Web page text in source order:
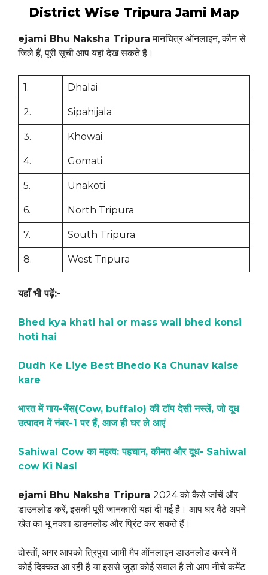
District Wise Tripura Jami Map
ejami Bhu Naksha Tripura मानचित्र ऑनलाइन, कौन से
जिले हैं, पूरी सूची आप यहां देख सकते हैं।
1. Dhalai
2. Sipahijala
3. Khowai
4. Gomati
5. Unakoti
6. North Tripura
7. South Tripura
8. West Tripura
यहाँ भी पढ़ें:-
Bhed kya khati hai or mass wali bhed konsi
hoti hai
Dudh Ke Liye Best Bhedo Ka Chunav kaise
kare
भारत में गाय-भैंस(Cow, buffalo) की टॉप देसी नस्लें, जो दूध
उत्पादन में नंबर-1 पर हैं, आज ही घर ले आएं
Sahiwal Cow का महत्व: पहचान, कीमत और दूध- Sahiwal
cow Ki Nasl
ejami Bhu Naksha Tripura 2024 को कैसे जांचें और
डाउनलोड करें, इसकी पूरी जानकारी यहां दी गई है। आप घर बैठे अपने
खेत का भू नक्शा डाउनलोड और प्रिंट कर सकते हैं।
दोस्तों, अगर आपको त्रिपुरा जामी मैप ऑनलाइन डाउनलोड करने में
कोई दिक्कत आ रही है या इससे जुड़ा कोई सवाल है तो आप नीचे कमेंट